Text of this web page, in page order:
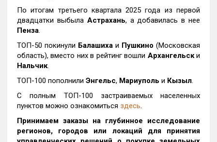
По итогам третьего квартала 2025 года из первой
двадцатки выбыла Астрахань, а добавилась в нее
Пенза.
ТОП-50 покинули Балашиха и Пушкино (Московская
область), вместо них в рейтинг вошли Архангельски
Нальчик.
ТОП-100 пополнили Энгельс, Мариуполь и Кызыл.
С полным ТОП-100 застраиваемых населенных
пунктов можно ознакомиться здесь.
Принимаем заказы на глубинное исследование
регионов, городов или локаций для принятия